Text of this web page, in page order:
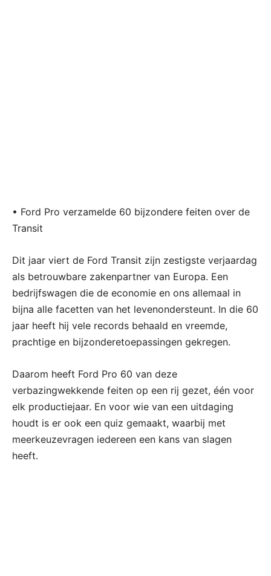
• Ford Pro verzamelde 60 bijzondere feiten over de
Transit
Dit jaar viert de Ford Transit zijn zestigste verjaardag
als betrouwbare zakenpartner van Europa. Een
bedrijfswagen die de economie en ons allemaal in
bijna alle facetten van het levenondersteunt. In die 60
jaar heeft hij vele records behaald en vreemde,
prachtige en bijzonderetoepassingen gekregen.
Daarom heeft Ford Pro 60 van deze
verbazingwekkende feiten op een rij gezet, één voor
elk productiejaar. En voor wie van een uitdaging
houdt is er ook een quiz gemaakt, waarbij met
meerkeuzevragen iedereen een kans van slagen
heeft.